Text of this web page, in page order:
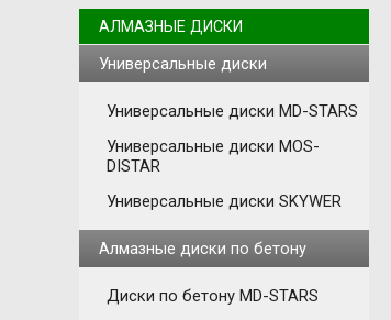
АЛМАЗНЫЕ ДИСКИ
Универсальные диски
Универсальные диски MD-STARS
Универсальные диски MOS-
DISTAR
Универсальные диски SKYWER
Алмазные диски по бетону
Диски по бетону MD-STARS